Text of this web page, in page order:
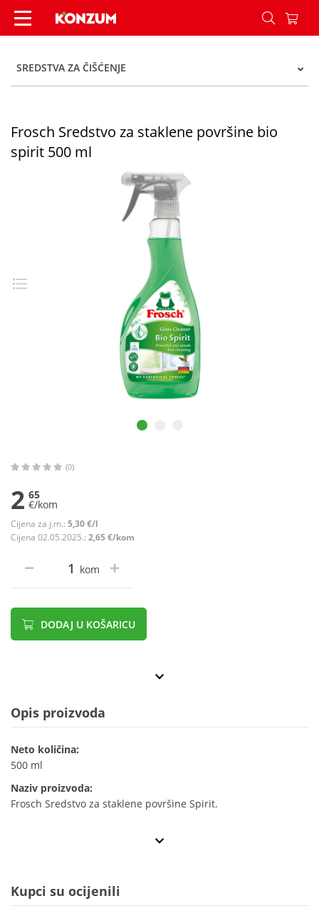
Frosch Sredstvo za staklene površine bio spirit
SREDSTVA ZA ČIŠĆENJE
Frosch Sredstvo za staklene površine bio
spirit 500 ml
(0)
2 65
€/kom
Cijena za j.m.: 5,30 €/l
Cijena 02.05.2025.: 2,65 €/kom
kom
DODAJ U KOŠARICU
Opis proizvoda
Neto količina:
500 ml
Naziv proizvoda:
Frosch Sredstvo za staklene površine Spirit.
Kupci su ocijenili